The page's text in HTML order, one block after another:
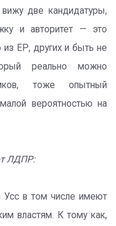
две кандидатуры,
и авторитет — это
ЕР, других и быть не
реально можно
тоже опытный
вероятностью на
ЛДПР:
в том числе имеют
властям. К тому как,